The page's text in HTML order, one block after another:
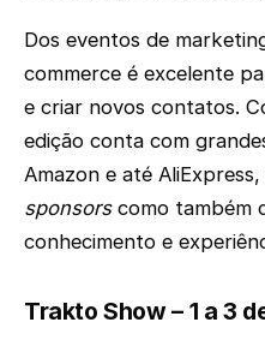
Dos eventos de
commerce é excelente
e criar novos contatos.
edição conta com
Amazon e até
sponsorscomo também
conhecimento e
Trakto Show – 1 a 3